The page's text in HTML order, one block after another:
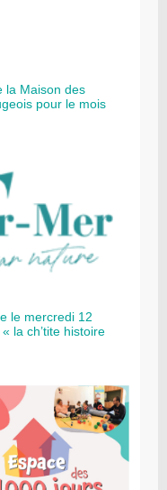
la Maison des
pour le mois
le mercredi 12
la ch’tite histoire